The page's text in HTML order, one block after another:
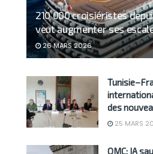
210 000 croisiéristes
veut augmenter ses
26 MARS 2026
des
25 MARS
OMC: IA